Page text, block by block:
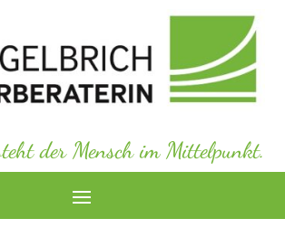
der Mensch im Mittelpunkt.